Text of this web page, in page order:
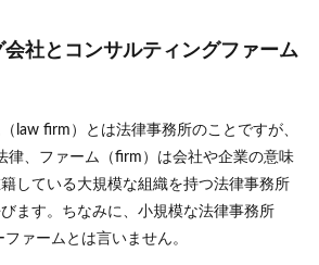
会社とコンサルティングファーム
law firm）とは法律事務所のことですが、
律、ファーム（firm）は会社や企業の意味
している大規模な組織を持つ法律事務所
ます。ちなみに、小規模な法律事務所
ァームとは言いません。